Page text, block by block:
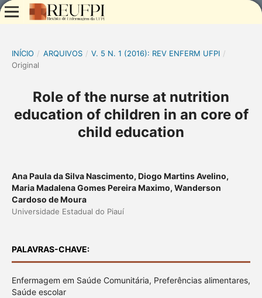
INÍCIO / ARQUIVOS / V. 5 N. 1 (2016): REV ENFERM UFPI /
Original
Role of the nurse at nutrition
education of children in an core of
child education
Ana Paula da Silva Nascimento, Diogo Martins Avelino,
Maria Madalena Gomes Pereira Maximo, Wanderson
Cardoso de Moura
Universidade Estadual do Piauí
PALAVRAS-CHAVE:
Enfermagem em Saúde Comunitária, Preferências alimentares,
Saúde escolar